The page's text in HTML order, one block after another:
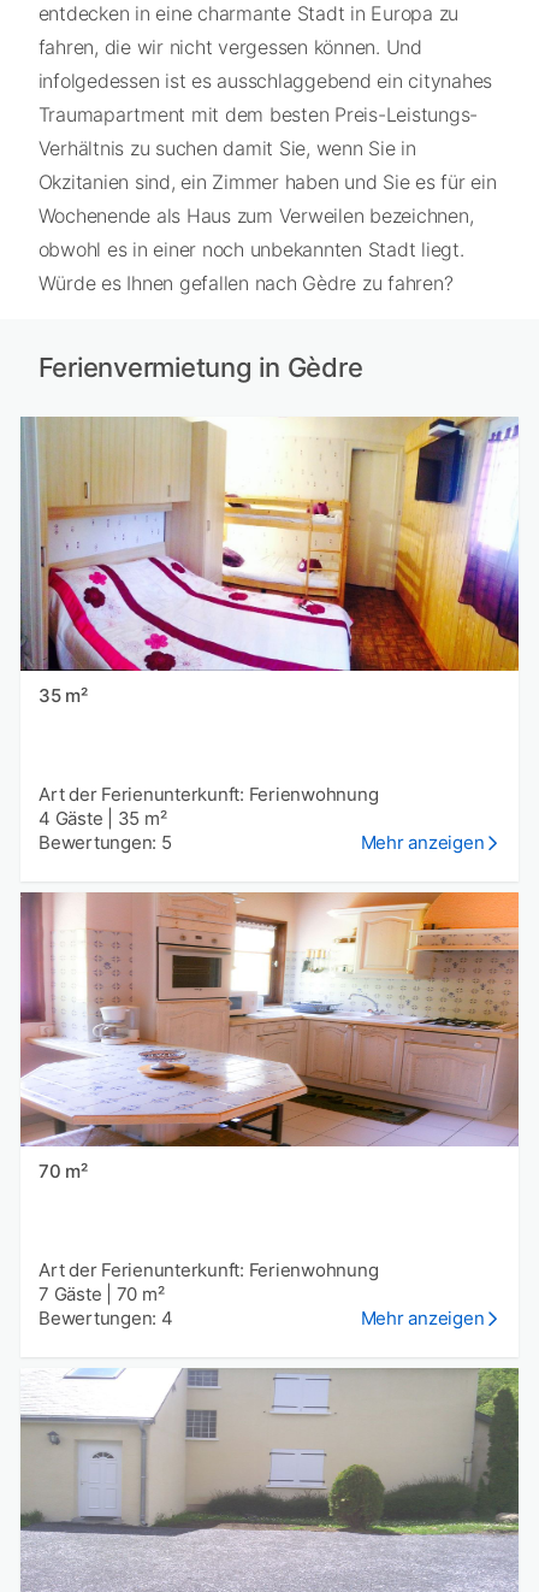
entdecken in eine charmante Stadt in Europa zu
fahren, die wir nicht vergessen können. Und
infolgedessen ist es ausschlaggebend ein citynahes
Traumapartment mit dem besten Preis-Leistungs-
Verhältnis zu suchen damit Sie, wenn Sie in
Okzitanien sind, ein Zimmer haben und Sie es für ein
Wochenende als Haus zum Verweilen bezeichnen,
obwohl es in einer noch unbekannten Stadt liegt.
Würde es Ihnen gefallen nach Gèdre zu fahren?
Ferienvermietung in Gèdre
35 m²
Art der Ferienunterkunft: Ferienwohnung
4 Gäste
35 m²
Bewertungen: 5
Mehr anzeigen
70 m²
Art der Ferienunterkunft: Ferienwohnung
7 Gäste
70 m²
Bewertungen: 4
Mehr anzeigen